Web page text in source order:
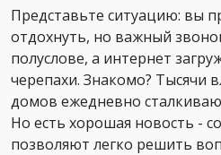
Представьте ситуацию: вы
отдохнуть, но важный
полуслове, а интернет
черепахи. Знакомо? Тысячи
домов ежедневно
Но есть хорошая новость -
позволяют легко решить